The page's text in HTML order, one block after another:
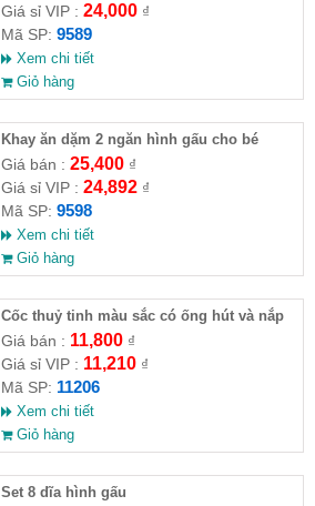
Giá sỉ VIP : 24,000₫
Mã SP: 9589
Xem chi tiết
Giỏ hàng
Khay ăn dặm 2 ngăn hình gấu cho bé
(muỗng , nĩa)
Giá bán : 25,400₫
Giá sỉ VIP : 24,892₫
Mã SP: 9598
Xem chi tiết
Giỏ hàng
Cốc thuỷ tinh màu sắc có ống hút và nắp
đậy
Giá bán : 11,800₫
Giá sỉ VIP : 11,210₫
Mã SP: 11206
Xem chi tiết
Giỏ hàng
Set 8 dĩa hình gấu